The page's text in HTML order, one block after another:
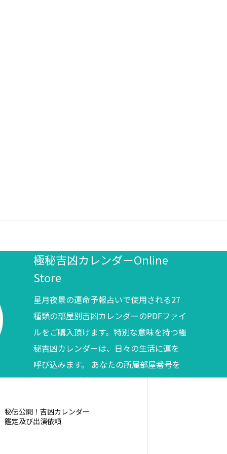
極秘吉凶カレンダーOnline
Store
星月夜景の運命予報占いで使用される27
種類の部屋別吉凶カレンダーのPDFファイ
ルをご購入頂けます。特別な意味を持つ極
秘吉凶カレンダーは、日々の生活に運を
呼び込みます。 あなたの所属部屋番号を
調べてからご購入ください。
秘伝公開！吉凶カレンダー
鑑定及び出演依頼